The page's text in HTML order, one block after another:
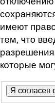
имеют
тем, что
которые